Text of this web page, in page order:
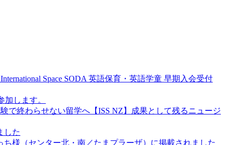
Space SODA 英語保育・英語学童 早期入会受付
加します。
で終わらせない留学へ【ISS NZ】成果として残るニュージ
した
ち様（センター北・南／たまプラーザ）に掲載されました